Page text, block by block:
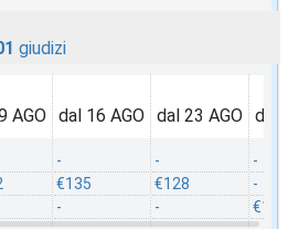
giudizi
AGO dal 16 AGO
-
€135
-
dal 23 AGO
-
€128
-
dal
-
-
€121